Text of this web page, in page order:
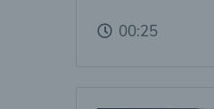
00:25